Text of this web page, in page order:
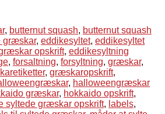
, butternut squash, butternut squash
græskar, eddikesyltet, eddikesyltet
opskrift, eddikesyltning
, forsaltning, forsyltning, græskar,
, græskaropskrift,
, halloweengræskar
græskar, hokkaido opskrift,
syltede græskar opskrift, labels,